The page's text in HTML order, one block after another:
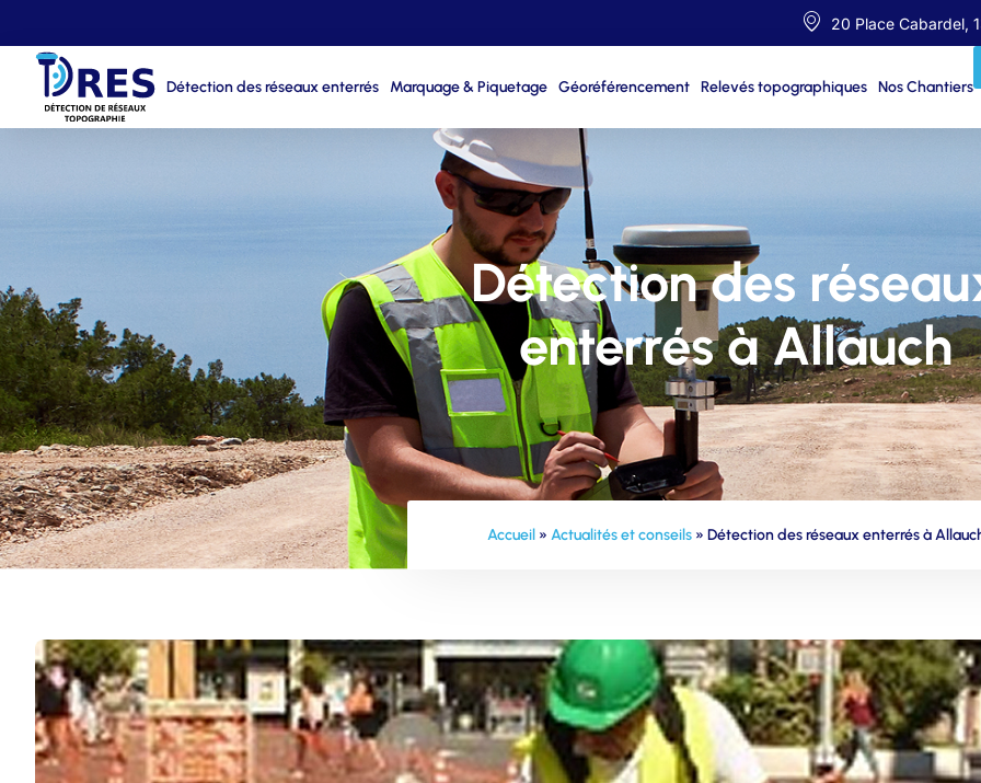
20 Place Cabardel,
Détection des réseaux enterrés Marquage & Piquetage Géoréférencement Relevés topographiques Nos Chantiers
Détection des
enterrés à Allauch
Accueil» Actualités et conseils» Détection des réseaux enterrés à